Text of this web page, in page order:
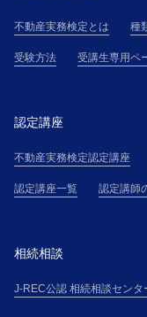
不動産実務検定とは 種
受験方法 受講生専用ペ
認定講座
不動産実務検定認定講座
認定講座一覧 認定講師
相続相談
J-REC公認 相続相談センタ